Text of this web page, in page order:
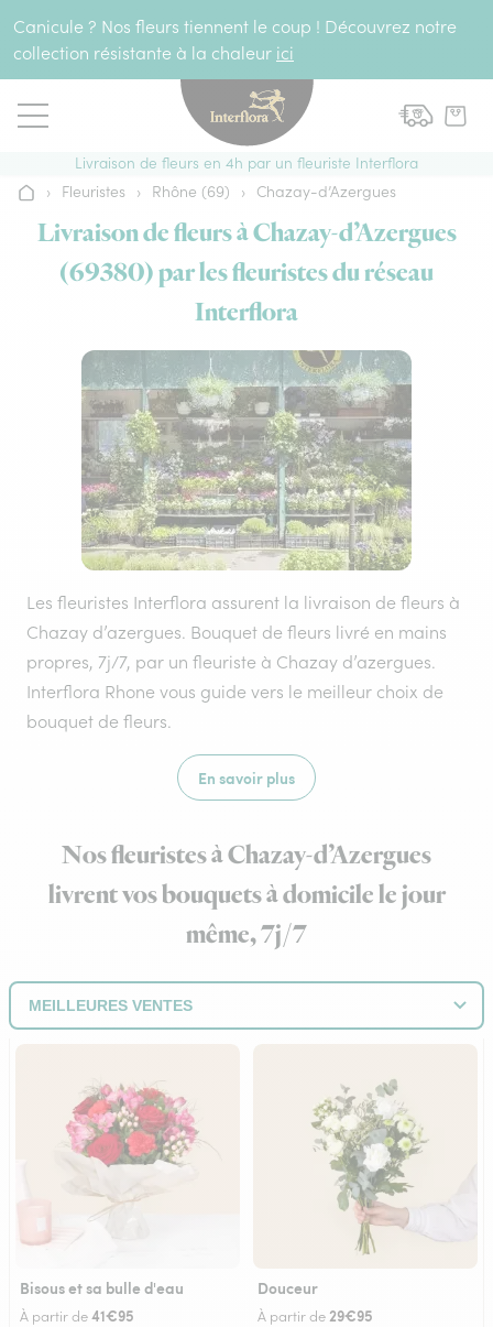
Canicule ? Nos fleurs tiennent le coup ! Découvrez notre
collection résistante à la chaleur ici
Livraison de fleurs en 4h par un fleuriste Interflora
Accueil
› Fleuristes › Rhône (69) › Chazay-d’Azergues
Livraison de fleurs à Chazay-d’Azergues
(69380) par les fleuristes du réseau
Interflora
Les fleuristes Interflora assurent la livraison de fleurs à
Chazay d’azergues. Bouquet de fleurs livré en mains
propres, 7j/7, par un fleuriste à Chazay d’azergues.
Interflora Rhone vous guide vers le meilleur choix de
bouquet de fleurs.
En savoir plus
Nos fleuristes à Chazay-d’Azergues
livrent vos bouquets à domicile le jour
même, 7j/7
Bisous et sa bulle d'eau
À partir de41€95
Douceur
À partir de29€95